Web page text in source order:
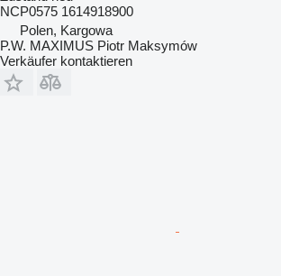
NCP0575 1614918900
Polen, Kargowa
P.W. MAXIMUS Piotr Maksymów
Verkäufer kontaktieren